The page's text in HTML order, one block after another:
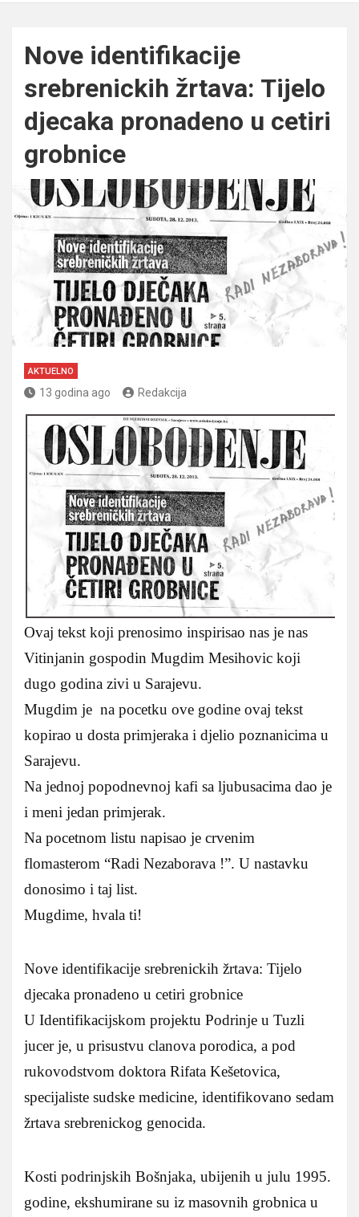
Nove identifikacije
srebrenickih žrtava: Tijelo
djecaka pronadeno u cetiri
grobnice
AKTUELNO
13 godina ago Redakcija
Ovaj tekst koji prenosimo inspirisao nas je nas
Vitinjanin gospodin Mugdim Mesihovic koji
dugo godina zivi u Sarajevu.
Mugdim je na pocetku ove godine ovaj tekst
kopirao u dosta primjeraka i djelio poznanicima u
Sarajevu.
Na jednoj popodnevnoj kafi sa ljubusacima dao je
i meni jedan primjerak.
Na pocetnom listu napisao je crvenim
flomasterom “Radi Nezaborava !”. U nastavku
donosimo i taj list.
Mugdime, hvala ti!
Nove identifikacije srebrenickih žrtava: Tijelo
djecaka pronadeno u cetiri grobnice
U Identifikacijskom projektu Podrinje u Tuzli
jucer je, u prisustvu clanova porodica, a pod
rukovodstvom doktora Rifata Kešetovica,
specijaliste sudske medicine, identifikovano sedam
žrtava srebrenickog genocida.
Kosti podrinjskih Bošnjaka, ubijenih u julu 1995.
godine, ekshumirane su iz masovnih grobnica u